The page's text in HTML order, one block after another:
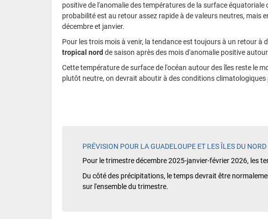
positive de l'anomalie des températures de la surface
probabilité est au retour assez rapide à de valeurs neutres, mais
décembre et janvier.
Pour les trois mois à venir, la tendance est toujours à un retour à
tropical nord de saison après des mois d'anomalie positive
Cette température de surface de l'océan autour des îles reste le
plutôt neutre, on devrait aboutir à des conditions
PRÉVISION POUR LA GUADELOUPE ET LES ÎLES DU NORD
Pour le trimestre décembre 2025-janvier-février 2026, les
Du côté des précipitations, le temps devrait être
sur l'ensemble du trimestre.